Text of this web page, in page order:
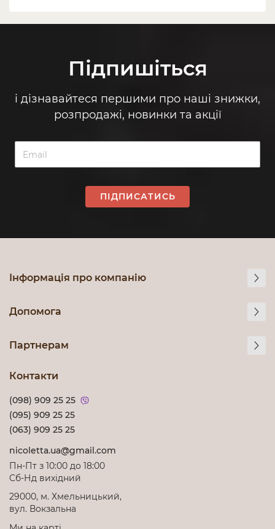
Підпишіться
і дізнавайтеся першими про наші знижки,
розпродажі, новинки та акції
ПІДПИСАТИСЬ
Інформація про компанію
Допомога
Партнерам
Контакти
(098) 909 25 25
(095) 909 25 25
(063) 909 25 25
nicoletta.ua@gmail.com
Пн-Пт з 10:00 до 18:00
Cб-Нд вихідний
29000, м. Хмельницький,
вул. Вокзальна